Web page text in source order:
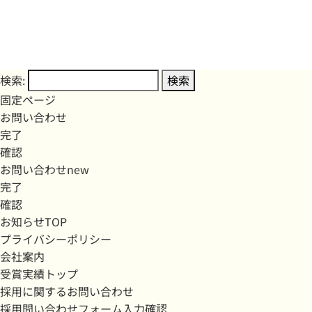
検索:
固定ページ
お問い合わせ
完了
確認
お問い合わせnew
完了
確認
お知らせTOP
プライバシーポリシー
会社案内
受賞実績トップ
採用に関するお問い合わせ
採用問い合わせフォーム入力確認